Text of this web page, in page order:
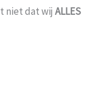
niet dat wij ALLES